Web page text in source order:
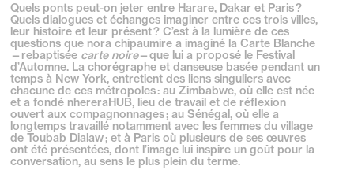
Quels ponts peut-on jeter entre Harare, Dakar et Paris ?
Quels dialogues et échanges imaginer entre ces trois villes,
leur histoire et leur présent ? C’est à la lumière de ces
questions que nora chipaumire a imaginé la Carte Blanche
—rebaptisée carte noire—que lui a proposé le Festival
d’Automne. La chorégraphe et danseuse basée pendant un
temps à New York, entretient des liens singuliers avec
chacune de ces métropoles : au Zimbabwe, où elle est née
et a fondé nhereraHUB, lieu de travail et de réflexion
ouvert aux compagnonnages ; au Sénégal, où elle a
longtemps travaillé notamment avec les femmes du village
de Toubab Dialaw ; et à Paris où plusieurs de ses œuvres
ont été présentées, dont l’image lui inspire un goût pour la
conversation, au sens le plus plein du terme.